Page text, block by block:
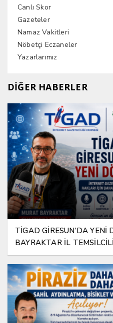
Canlı Skor
Gazeteler
Namaz Vakitleri
Nöbetçi Eczaneler
Yazarlarımız
DİĞER HABERLER
TİGAD GİRESUN’DA YENİ
BAYRAKTAR İL